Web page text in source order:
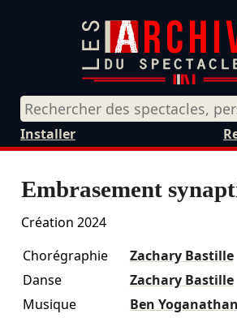
Installer
Embrasement
Création 2024
Chorégraphie
Zachary Bastille
Danse
Zachary Bastille
Musique
Ben Yoganathan